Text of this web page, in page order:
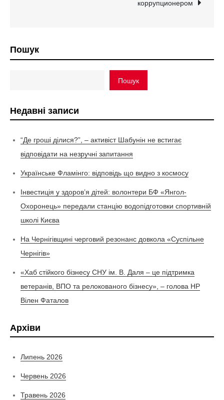
коррупционером
Пошук
Пошук
Недавні записи
“Де гроші ділися?”, – активіст Шабунін не встигає
відповідати на незручні запитання
Українське Фламінго: відповідь що видно з космосу
Інвестиція у здоров’я дітей: волонтери БФ «Янгол-
Охоронець» передали станцію водопідготовки спортивній
школі Києва
На Чернігівщині черговий резонанс довкола «Суспільне
Чернігів»
«Хаб стійкого бізнесу СНУ ім. В. Даля – це підтримка
ветеранів, ВПО та релокованого бізнесу», – голова НР
Вілен Фаталов
Архіви
Липень 2026
Червень 2026
Травень 2026